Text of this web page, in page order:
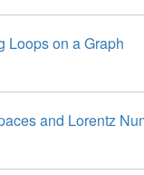
Loops on a Graph
and Lorentz